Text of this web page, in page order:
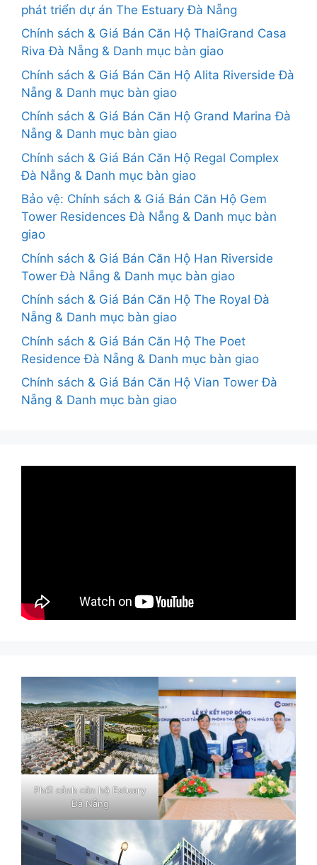
phát triển dự án The Estuary Đà Nẵng
Chính sách & Giá Bán Căn Hộ ThaiGrand Casa
Riva Đà Nẵng & Danh mục bàn giao
Chính sách & Giá Bán Căn Hộ Alita Riverside Đà
Nẵng & Danh mục bàn giao
Chính sách & Giá Bán Căn Hộ Grand Marina Đà
Nẵng & Danh mục bàn giao
Chính sách & Giá Bán Căn Hộ Regal Complex
Đà Nẵng & Danh mục bàn giao
Bảo vệ: Chính sách & Giá Bán Căn Hộ Gem
Tower Residences Đà Nẵng & Danh mục bàn
giao
Chính sách & Giá Bán Căn Hộ Han Riverside
Tower Đà Nẵng & Danh mục bàn giao
Chính sách & Giá Bán Căn Hộ The Royal Đà
Nẵng & Danh mục bàn giao
Chính sách & Giá Bán Căn Hộ The Poet
Residence Đà Nẵng & Danh mục bàn giao
Chính sách & Giá Bán Căn Hộ Vian Tower Đà
Nẵng & Danh mục bàn giao
Phối cảnh căn hộ Estuary
Đà Nẵng